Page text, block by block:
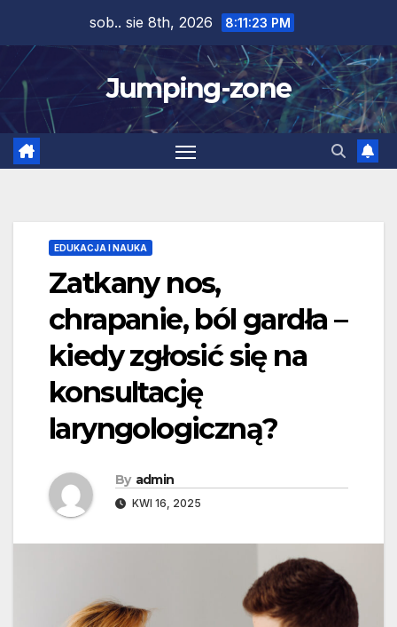
content
sob.. sie 8th, 2026 8:11:24 PM
Jumping-zone
EDUKACJA I NAUKA
Zatkany nos,
chrapanie, ból gardła –
kiedy zgłosić się na
konsultację
laryngologiczną?
By admin
KWI 16, 2025